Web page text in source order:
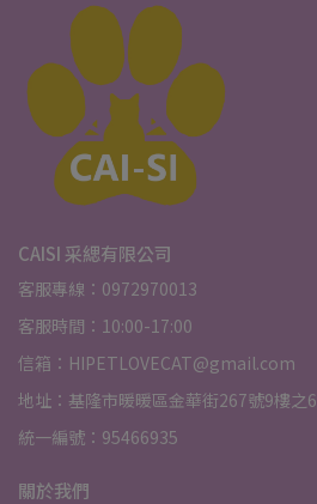
CAISI 采緦有限公司
客服專線：0972970013
客服時間：10:00-17:00
信箱：HIPETLOVECAT@gmail.com
地址：基隆市暖暖區金華街267號9樓之6
統一編號：95466935
關於我們